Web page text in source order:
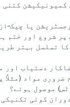
کمیونیکیشن
یا
پر شروع اور ختم
تسلسل بہتر
دستیاب اور
ضروری مواد (مثلاً
موصول ہوئے؟
کوئی تکنیکی